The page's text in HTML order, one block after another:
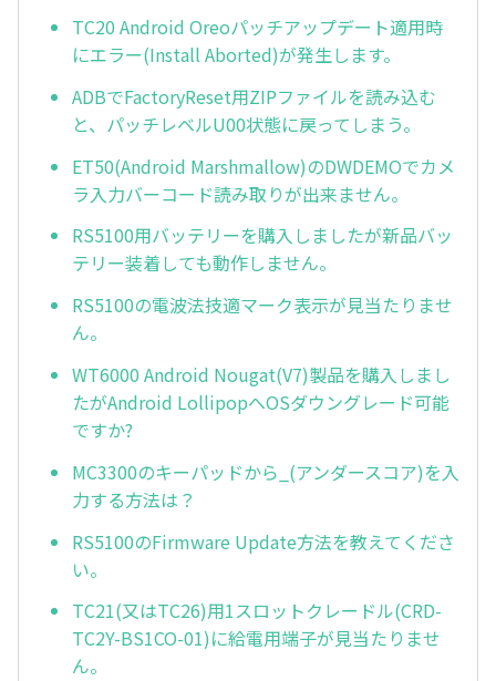
TC20 Android Oreoパッチアップデート適用時
にエラー(Install Aborted)が発生します。
ADBでFactoryReset用ZIPファイルを読み込む
と、パッチレベルU00状態に戻ってしまう。
ET50(Android Marshmallow)のDWDEMOでカメ
ラ入力バーコード読み取りが出来ません。
RS5100用バッテリーを購入しましたが新品バッ
テリー装着しても動作しません。
RS5100の電波法技適マーク表示が見当たりませ
ん。
WT6000 Android Nougat(V7)製品を購入しまし
たがAndroid LollipopへOSダウングレード可能
ですか?
MC3300のキーパッドから_(アンダースコア)を入
力する方法は？
RS5100のFirmware Update方法を教えてくださ
い。
TC21(又はTC26)用1スロットクレードル(CRD-
TC2Y-BS1CO-01)に給電用端子が見当たりませ
ん。